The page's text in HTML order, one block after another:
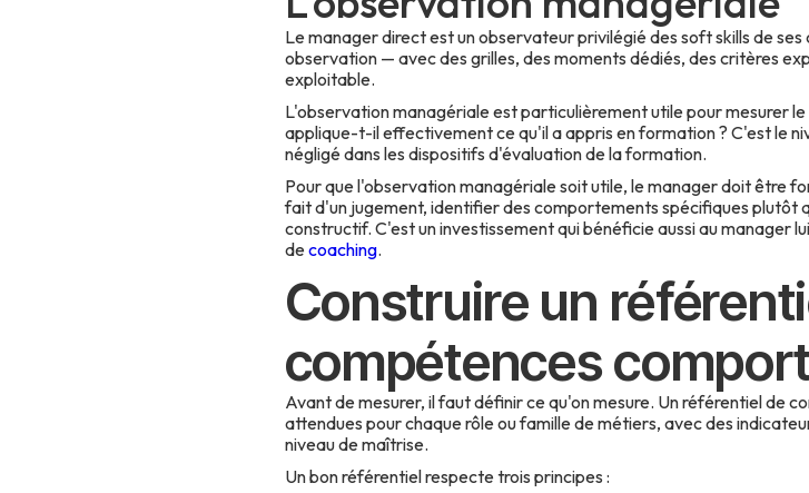
Le manager direct est un observateur privilégié des soft skills de
observation — avec des grilles, des moments dédiés, des critères
exploitable.
L'observation managériale est particulièrement utile pour mesurer le
applique-t-il effectivement ce qu'il a appris en formation ? C'est le
négligé dans les dispositifs d'évaluation de la formation.
Pour que l'observation managériale soit utile, le manager doit être
fait d'un jugement, identifier des comportements spécifiques plutôt
constructif. C'est un investissement qui bénéficie aussi au manager
decoaching.
Construire un
compétences
Avant de mesurer, il faut définir ce qu'on mesure. Un référentiel de
attendues pour chaque rôle ou famille de métiers, avec des
niveau de maîtrise.
Un bon référentiel respecte trois principes :